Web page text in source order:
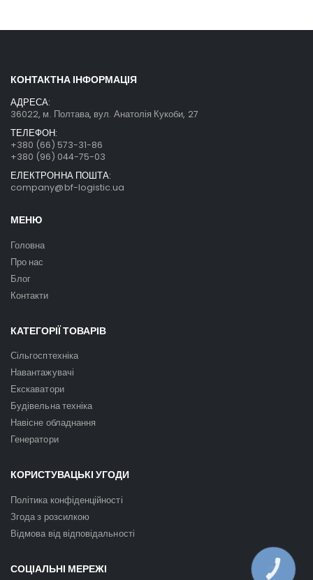
КОНТАКТНА ІНФОРМАЦІЯ
АДРЕСА:
36022, м. Полтава, вул. Анатолія Кукоби, 27
ТЕЛЕФОН:
+380 (66) 573-31-86
+380 (96) 044-75-03
ЕЛЕКТРОННА ПОШТА:
company@bf-logistic.ua
МЕНЮ
Головна
Про нас
Блог
Контакти
КАТЕГОРІЇ ТОВАРІВ
Сільгосптехніка
Навантажувачі
Екскаватори
Будівельна техніка
Навісне обладнання
Генератори
КОРИСТУВАЦЬКІ УГОДИ
Політика конфіденційності
Згода з розсилкою
Відмова від відповідальності
СОЦІАЛЬНІ МЕРЕЖІ КНОПКА
ЗВ'ЯЗКУ